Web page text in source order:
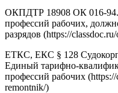
ОКПДТР 18908 ОК 016-94.
профессий рабочих,
разрядов (https://
ЕТКС, ЕКС § 128
Единый тарифно-
профессий рабочих
remontnik/)